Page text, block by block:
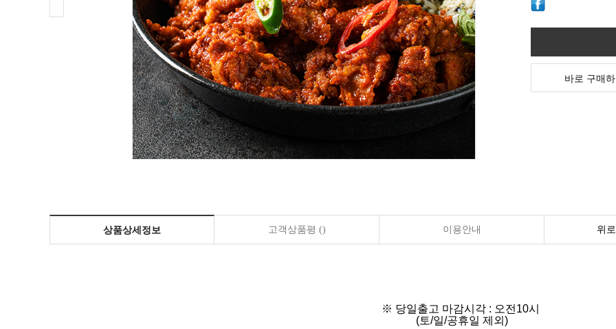
바로 구매
상품상세정보 고객상품평 () 이용안내 위
※ 당일출고 마감시각 : 오전10시
(토/일/공휴일 제외)